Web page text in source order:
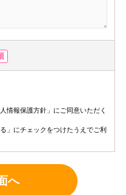
情報保護方針」にご同意いただく
」にチェックをつけたうえでご利